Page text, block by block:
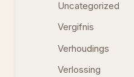
Uncategorized
Vergifnis
Verhoudings
Verlossing